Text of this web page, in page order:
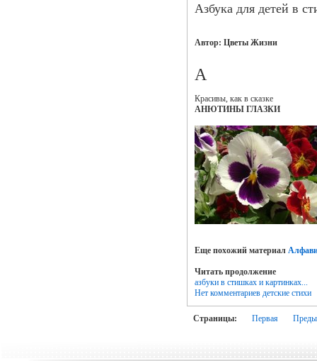
Азбука для детей в
Автор: Цветы Жизни
А
Красивы, как в сказке
АНЮТИНЫ ГЛАЗКИ
Еще похожий материал
Читать продолжение
азбуки в стишках и картинках...
Нет комментариев детские стихи
Страницы: Первая